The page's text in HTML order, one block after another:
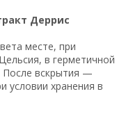
Деррис
месте, при
в герметичной
После вскрытия —
условии хранения в